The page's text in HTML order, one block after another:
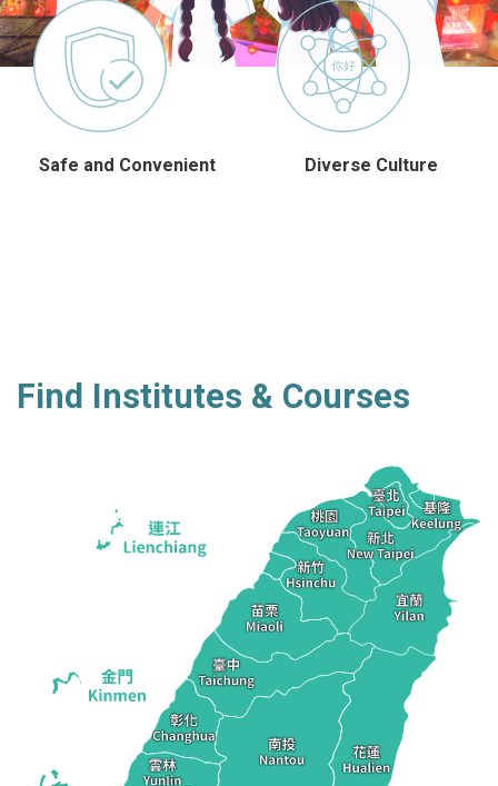
Diverse Culture
International Education
Find Institutes & Courses